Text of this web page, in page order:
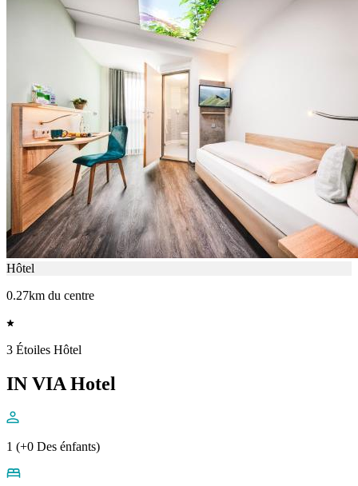
Hôtel
0.27km du centre
3 Étoiles Hôtel
IN VIA Hotel
1 (+0 Des énfants)